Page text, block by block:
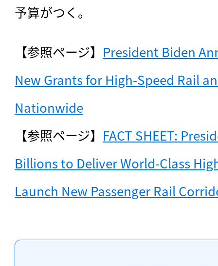
予算がつく。
【参照ページ】 President Biden
New Grants for High-Speed Rail
Nationwide
【参照ページ】 FACT SHEET:
Billions to Deliver World-Class
Launch New Passenger Rail